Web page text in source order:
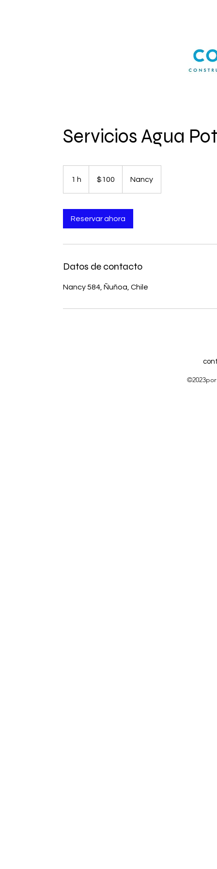
Servicios Agua
1 h
chilenos
$100 Nancy
Reservar ahora
Datos de contacto
Nancy 584, Ñuñoa, Chile